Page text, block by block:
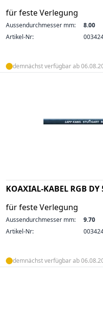
für feste Verlegung
Aussendurchmesser mm:
8.00
Artikel-Nr:
demnächst verfügbar ab
KOAXIAL-KABEL RGB
für feste Verlegung
Aussendurchmesser mm:
9.70
Artikel-Nr:
demnächst verfügbar ab